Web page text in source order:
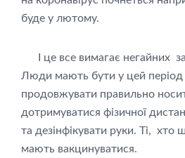
буде у лютому.
І це все вимагає негайних
Люди мають бути у цей
продовжувати правильно
дотримуватися фізичної
та дезінфікувати руки. Ті, хто
мають вакцинуватися.